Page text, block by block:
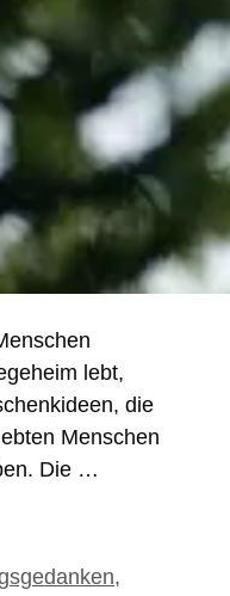
lebt,
die
Menschen
Die …
,